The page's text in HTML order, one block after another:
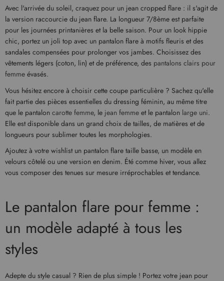
Avec l'arrivée du soleil, craquez pour un jean cropped flare : il s'agit de
la version raccourcie du jean flare. La longueur 7/8ème est parfaite
pour les journées printanières et la belle saison. Pour un look hippie
chic, portez un joli top avec un pantalon flare à motifs fleuris et des
sandales compensées pour prolonger vos jambes. Choisissez des
vêtements légers (coton, lin) et de préférence, des pantalons clairs pour
femme évasés.
Vous hésitez encore à choisir cette coupe particulière ? Sachez qu'elle
fait partie des pièces essentielles du dressing féminin, au même titre
que le pantalon carotte femme, le jean femme et le pantalon large uni.
Elle est disponible dans un grand choix de tailles, de matières et de
longueurs pour sublimer toutes les morphologies.
Ajoutez à votre wishlist un pantalon flare taille basse, un modèle en
velours côtelé ou une version en denim. Été comme hiver, vous allez
vous composer des tenues sur mesure irréprochables et tendance.
Le pantalon flare pour femme :
un modèle adapté à tous les
styles
Adepte du style casual ? Rien de plus simple ! Portez votre jean pour